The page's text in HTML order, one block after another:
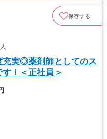
保存する
充実◎薬剤師としてのス
！＜正社員＞